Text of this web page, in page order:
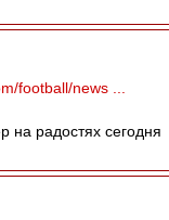
football/news ...
на радостях сегодня